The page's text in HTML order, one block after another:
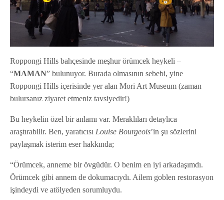
Roppongi Hills bahçesinde meşhur örümcek heykeli –
“MAMAN” bulunuyor. Burada olmasının sebebi, yine
Roppongi Hills içerisinde yer alan Mori Art Museum (zaman
bulursanız ziyaret etmeniz tavsiyedir!)
Bu heykelin özel bir anlamı var. Meraklıları detaylıca
araştırabilir. Ben, yaratıcısı Louise Bourgeois’in şu sözlerini
paylaşmak isterim eser hakkında;
“Örümcek, anneme bir övgüdür. O benim en iyi arkadaşımdı.
Örümcek gibi annem de dokumacıydı. Ailem goblen restorasyon
işindeydi ve atölyeden sorumluydu.